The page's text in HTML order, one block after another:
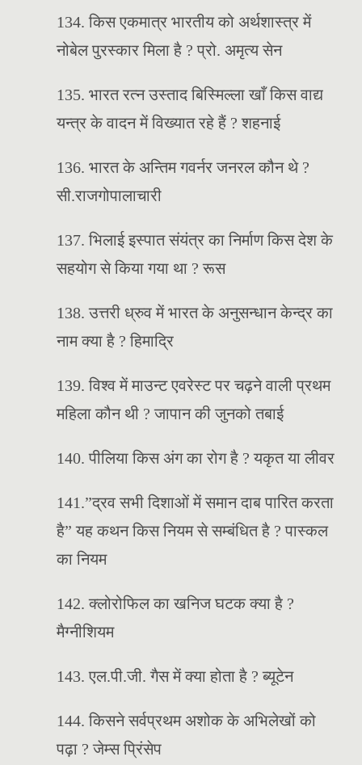
134. किस एकमात्र भारतीय को अर्थशास्त्र में
नोबेल पुरस्कार मिला है ? प्रो. अमृत्य सेन
135. भारत रत्न उस्ताद बिस्मिल्ला खाँ किस वाद्य
यन्त्र के वादन में विख्यात रहे हैं ? शहनाई
136. भारत के अन्तिम गवर्नर जनरल कौन थे ?
सी.राजगोपालाचारी
137. भिलाई इस्पात संयंत्र का निर्माण किस देश के
सहयोग से किया गया था ? रूस
138. उत्तरी ध्रुव में भारत के अनुसन्धान केन्द्र का
नाम क्या है ? हिमाद्रि
139. विश्व में माउन्ट एवरेस्ट पर चढ़ने वाली प्रथम
महिला कौन थी ? जापान की जुनको तबाई
140. पीलिया किस अंग का रोग है ? यकृत या लीवर
141.”द्रव सभी दिशाओं में समान दाब पारित करता
है” यह कथन किस नियम से सम्बंधित है ? पास्कल
का नियम
142. क्लोरोफिल का खनिज घटक क्या है ?
मैग्नीशियम
143. एल.पी.जी. गैस में क्या होता है ? ब्यूटेन
144. किसने सर्वप्रथम अशोक के अभिलेखों को
पढ़ा ? जेम्स प्रिंसेप